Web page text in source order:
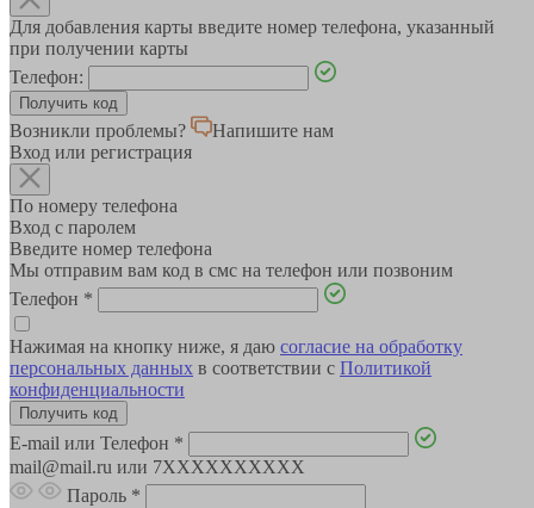
Для добавления карты введите номер телефона, указанный
при получении карты
Телефон:
Возникли проблемы?
Напишите нам
Вход или регистрация
По номеру телефона
Вход с паролем
Введите номер телефона
Мы отправим вам код в смс на телефон или позвоним
Телефон *
Нажимая на кнопку ниже, я даю согласие на обработку
персональных данных в соответствии с Политикой
конфиденциальности
E-mail или Телефон *
mail@mail.ru или 7XXXXXXXXXX
Пароль *